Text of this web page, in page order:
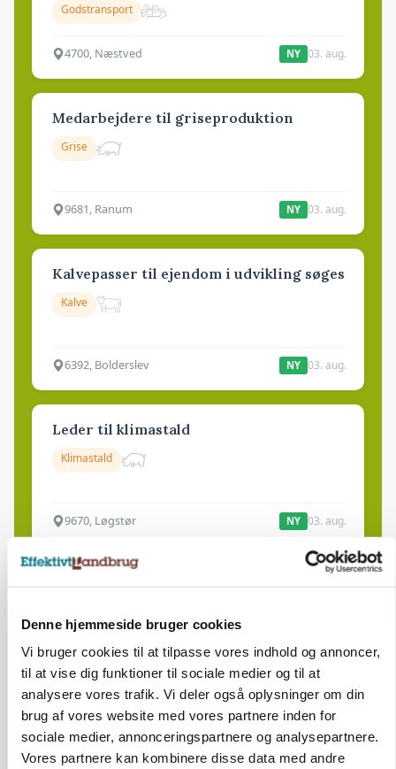
Denne hjemmeside bruger cookies
Vi bruger cookies til at tilpasse vores indhold og annoncer,
til at vise dig funktioner til sociale medier og til at
analysere vores trafik. Vi deler også oplysninger om din
brug af vores website med vores partnere inden for
sociale medier, annonceringspartnere og analysepartnere.
Vores partnere kan kombinere disse data med andre
Godstransport
4700, Næstved NY 03. aug.
Medarbejdere til griseproduktion
Grise
9681, Ranum NY 03. aug.
Kalvepasser til ejendom i udvikling søges
Kalve
6392, Bolderslev NY 03. aug.
Leder til klimastald
Klimastald
9670, Løgstør NY 03. aug.
Produktionsleder til nyrenoveret
Avl/opformering
9670, Løgstør NY 03. aug.
Medarbejder - fodermester søges